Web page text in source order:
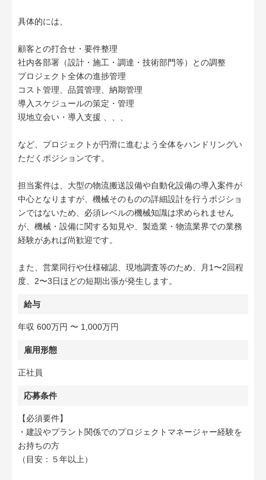
具体的には、
顧客との打合せ・要件整理
社内各部署（設計・施工・調達・技術部門等）との調整
プロジェクト全体の進捗管理
コスト管理、品質管理、納期管理
導入スケジュールの策定・管理
現地立会い・導入支援 、、、
など、プロジェクトが円滑に進むよう全体をハンドリングい
ただくポジションです。
担当案件は、大型の物流搬送設備や自動化設備の導入案件が
中心となりますが、機械そのものの詳細設計を行うポジショ
ンではないため、必須レベルの機械知識は求められません
が、機械・設備に関する知見や、製造業・物流業界での業務
経験があれば尚歓迎です。
また、営業同行や仕様確認、現地調査等のため、月1〜2回程
度、2〜3日ほどの短期出張が発生します。
給与
年収 600万円 〜 1,000万円
雇用形態
正社員
応募条件
【必須要件】
・建設やプラント関係でのプロジェクトマネージャー経験を
お持ちの方
（目安：５年以上）